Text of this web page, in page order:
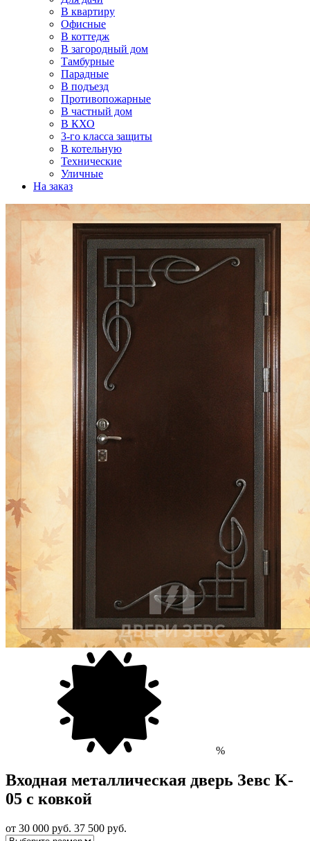
В квартиру
Офисные
В коттедж
В загородный дом
Тамбурные
Парадные
В подъезд
Противопожарные
В частный дом
В КХО
3-го класса защиты
В котельную
Технические
Уличные
На заказ
%
Входная металлическая дверь Зевс K-
05 с ковкой
от 30 000 руб. 37 500 руб.